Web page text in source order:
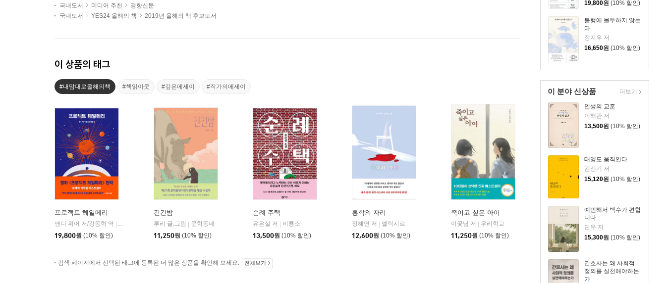
19,800원 (10% 할인)
불행에 몰두하지 않는
다
정지우 저
16,650원 (10% 할인)
이 분야 신상품
인생의 교훈
이해관 저
13,500원 (10% 할인)
태양도 움직인다
김신기 저
15,120원 (10% 할인)
예민해서 백수가 편합
니다
단우 저
15,300원 (10% 할인)
간호사는 왜 사회적
정의를 실천해야하는
가
더보기
국내도서 미디어 추천
경향신문
국내도서
YES24 올해의 책 2019년 올해의 책 후보도서
이 상품의 태그
#내맘대로올해의책 #책읽아웃 #깊은에세이 #작가의에세이
프로젝트 헤일메리
앤디 위어 저/강동혁 역
알에이치코리아(RHK)
19,800원 (10% 할인)
긴긴밤
루리 글,그림
문학동네
11,250원 (10% 할인)
순례 주택
유은실 저
비룡소
13,500원 (10% 할인)
홍학의 자리
정해연 저
엘릭시르
12,600원 (10% 할인)
죽이고 싶은 아이
이꽃님 저
우리학교
11,250원 (10% 할인)
검색 페이지에서 선택된 태그에 등록된 더 많은 상품을 확인해 보세요. 전체보기